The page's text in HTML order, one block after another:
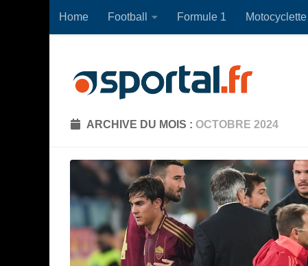
Skip to content
Home Football Formule 1 Motocyclette
ARCHIVE DU MOIS : OCTOBRE 2024